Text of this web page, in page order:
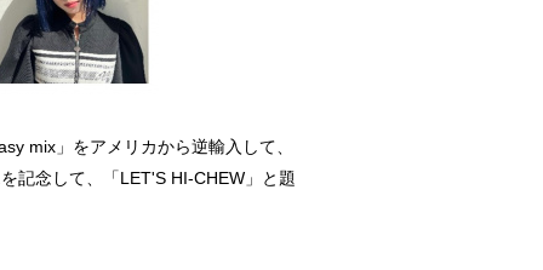
mix」をアメリカから逆輸入して、
記念して、「LET'S HI-CHEW」と題